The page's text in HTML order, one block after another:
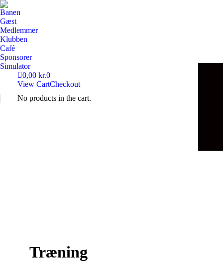
Banen
Gæst
Medlemmer
Klubben
Café
Sponsorer
Simulator
0,00 kr.0
View CartCheckout
No products in the cart.
Træning